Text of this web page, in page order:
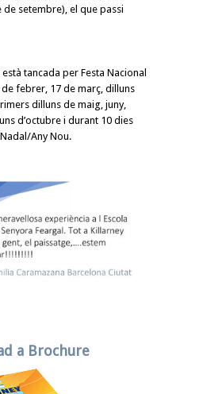
setembre), el que passi
tancada per Festa Nacional
febrer, 17 de març, dilluns
dilluns de maig, juny,
d’octubre i durant 10 dies
Any Nou.
a Brochure